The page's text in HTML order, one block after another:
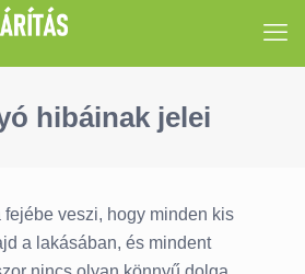
hibáinak jelei
fejébe veszi, hogy minden kis
a lakásában, és mindent